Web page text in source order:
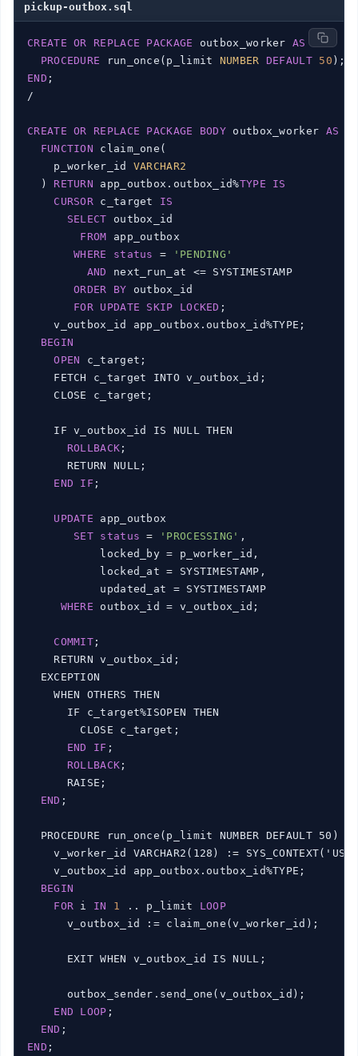
pickup-outbox.sql
CREATE OR REPLACE PACKAGE outbox_worker AS
PROCEDURE run_once(p_limit NUMBER DEFAULT 50
END ;
/
CREATE OR REPLACE PACKAGE BODY outbox_worker AS
FUNCTION claim_one(
    p_worker_id
VARCHAR2
  )
RETURN app_outbox.outbox_id%TYPE
IS
CURSOR c_target IS
SELECT outbox_id
FROM app_outbox
WHERE
status =
'PENDING'
AND
next_run_at <= SYSTIMESTAMP
ORDER
BY outbox_id
FOR UPDATE SKIP LOCKED ;
    v_outbox_id app_outbox.outbox_id%TYPE;
BEGIN
OPEN c_target;
    FETCH c_target INTO v_outbox_id;
    CLOSE c_target;
    IF v_outbox_id IS NULL THEN
ROLLBACK ;
      RETURN NULL;
END
IF ;
UPDATE app_outbox
SET status = 'PROCESSING' ,
           locked_by = p_worker_id,
           locked_at = SYSTIMESTAMP,
           updated_at = SYSTIMESTAMP
WHERE outbox_id = v_outbox_id;
COMMIT ;
    RETURN v_outbox_id;
  EXCEPTION
    WHEN OTHERS THEN
      IF c_target%ISOPEN THEN
        CLOSE c_target;
END
IF ;
ROLLBACK ;
      RAISE;
END ;
  PROCEDURE run_once(p_limit NUMBER DEFAULT 50) IS
v_worker_id VARCHAR2(128) :=
    v_outbox_id app_outbox.outbox_id%TYPE;
BEGIN
FOR i IN 1 .. p_limit LOOP
      v_outbox_id := claim_one(v_worker_id);
      EXIT WHEN v_outbox_id IS NULL;
      outbox_sender.send_one(v_outbox_id);
END
LOOP ;
END
END ;